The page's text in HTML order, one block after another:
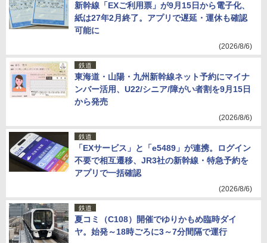
新幹線「EXご利用票」が9月15日から電子化、
紙は27年2月終了。アプリで遅延・運休も確認
可能に
(2026/8/6)
鉄道
東海道・山陽・九州新幹線ネット予約にマイナ
ンバー活用、U22/シニア/障がい者割を9月15日
から発売
(2026/8/6)
鉄道
「EXサービス」と「e5489」が連携。ログイン
不要で相互遷移、JR3社の新幹線・特急予約を
アプリで一括確認
(2026/8/6)
鉄道
夏コミ（C108）開催でゆりかもめ臨時ダイ
ヤ。始発～18時ごろに3～7分間隔で運行